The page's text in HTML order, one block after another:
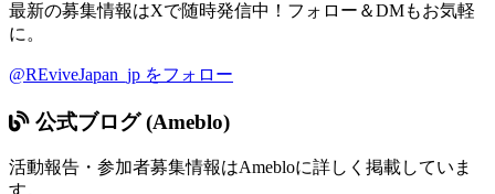
最新の募集情報はXで随時発信中！フォロー＆DMもお気軽
に。
@REviveJapan_jp をフォロー
公式ブログ (Ameblo)
活動報告・参加者募集情報はAmebloに詳しく掲載していま